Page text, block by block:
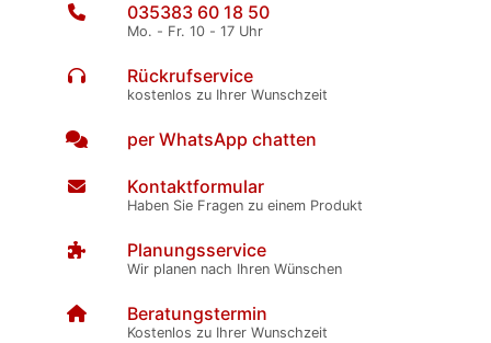
035383 60 18 50
Mo. - Fr. 10 - 17 Uhr
Rückrufservice
kostenlos zu Ihrer Wunschzeit
per WhatsApp chatten
Kontaktformular
Haben Sie Fragen zu einem Produkt
Planungsservice
Wir planen nach Ihren Wünschen
Beratungstermin
Kostenlos zu Ihrer Wunschzeit